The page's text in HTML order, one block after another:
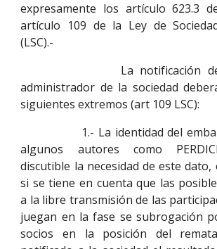
expresamente los artículo 623.3
artículo 109 de la Ley de
(LSC).-
La notificación del
administrador de la sociedad
siguientes extremos (art 109 LSC):
1.- La identidad del
algunos autores como
discutible la necesidad de este dato,
si se tiene en cuenta que las
a la libre transmisión de las
juegan en la fase se subrogación
socios en la posición del